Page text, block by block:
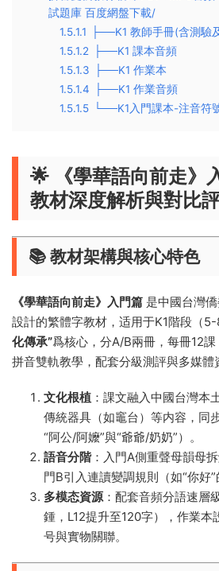
試題庫 百度網盤下載/
1.5.1.1
├──K1 教師手冊(含測驗
1.5.1.2
├──K1 課本音頻
1.5.1.3
├──K1 作業本
1.5.1.4
├──K1 作業音頻
1.5.1.5
└──K1入門課本-注音符
🌟 ​
《學華語向前走》
教材深度解析與對比
​📚 教材架構與核心特色​
​《學華語向前走》入門篇​ 是中國台灣
設計的繁體字教材，适用于K1階段（
化傳承”​爲核心，分A/B兩冊，每冊12
拼音雙軌教學，配套分級測評與多媒體
​文化根植​ ：課文融入中國台灣本
傳統器具（如竈台）等内容，同
“阿公/阿嬤”與“爺爺/奶奶”）。
​語音分階​：入門A側重聲母韻母
門B引入連讀變調規則（如“你好”
​多模态資源​ ：配套音頻分語速層
鍾，L12提升至120字），作業本
号與實物關聯。